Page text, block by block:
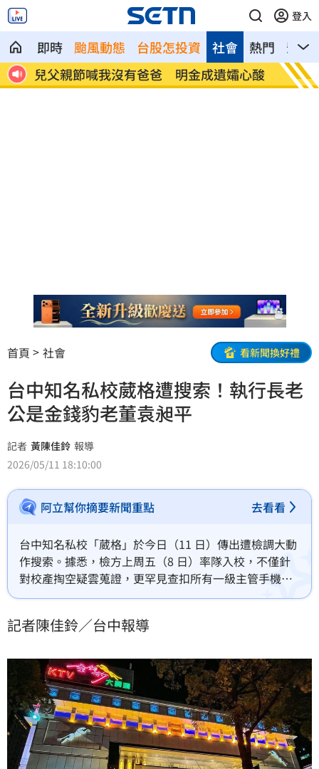
登入
即時 颱風動態 台股怎投資 熱門 影音
社會
史
兒父親節喊我沒有爸爸 明金成遺孀心酸
林多
勝
首頁 社會 看新聞換好禮
台中知名私校葳格遭搜索！執行長老
公是金錢豹老董袁昶平
記者 黃陳佳鈴 報導
2026/05/11 18:10:00
阿立幫你摘要新聞重點 去看看
台中知名私校「葳格」於今日（11 日）傳出遭檢調大動
作搜索。據悉，檢方上周五（8 日）率隊入校，不僅針
對校產掏空疑雲蒐證，更罕見查扣所有一級主管手機以
進行通聯比對。葳格是金錢豹老董袁昶平於2000年代初
國中到高中（包含普通高中與技職科系），在台中擁有
牌蒙上灰。
記者陳佳鈴／台中報導